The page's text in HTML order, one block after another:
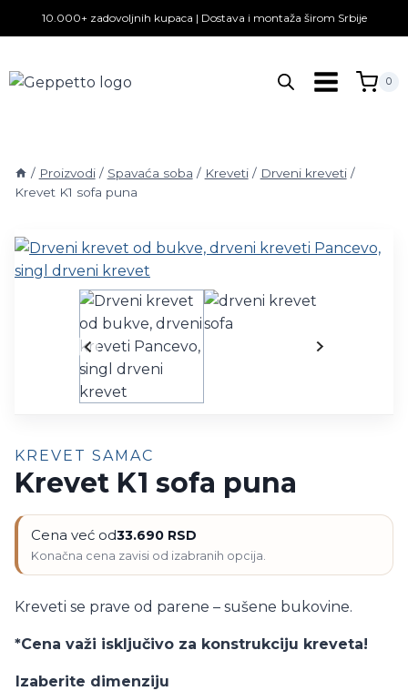
to
10.000+ zadovoljnih kupaca | Dostava i montaža širom Srbije
0
/ Proizvodi / Spavaća soba / Kreveti / Drveni kreveti /
Krevet K1 sofa puna
KREVET SAMAC
Krevet K1 sofa puna
Cena već od33.690 RSD
Kreveti se prave od parene – sušene bukovine.
*Cena važi isključivo za konstrukciju kreveta!
Izaberite dimenziju